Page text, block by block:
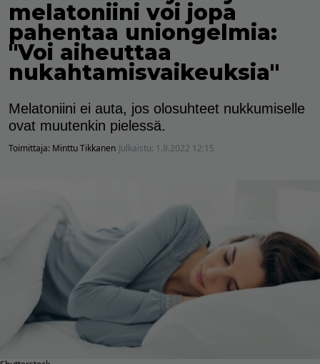
melatoniini voi jopa
pahentaa uniongelmia:
"Voi aiheuttaa
nukahtamisvaikeuksia"
Melatoniini ei auta, jos olosuhteet nukkumiselle
ovat muutenkin pielessä.
Toimittaja: Minttu Tikkanen Julkaistu: 1.9.2022 12:15